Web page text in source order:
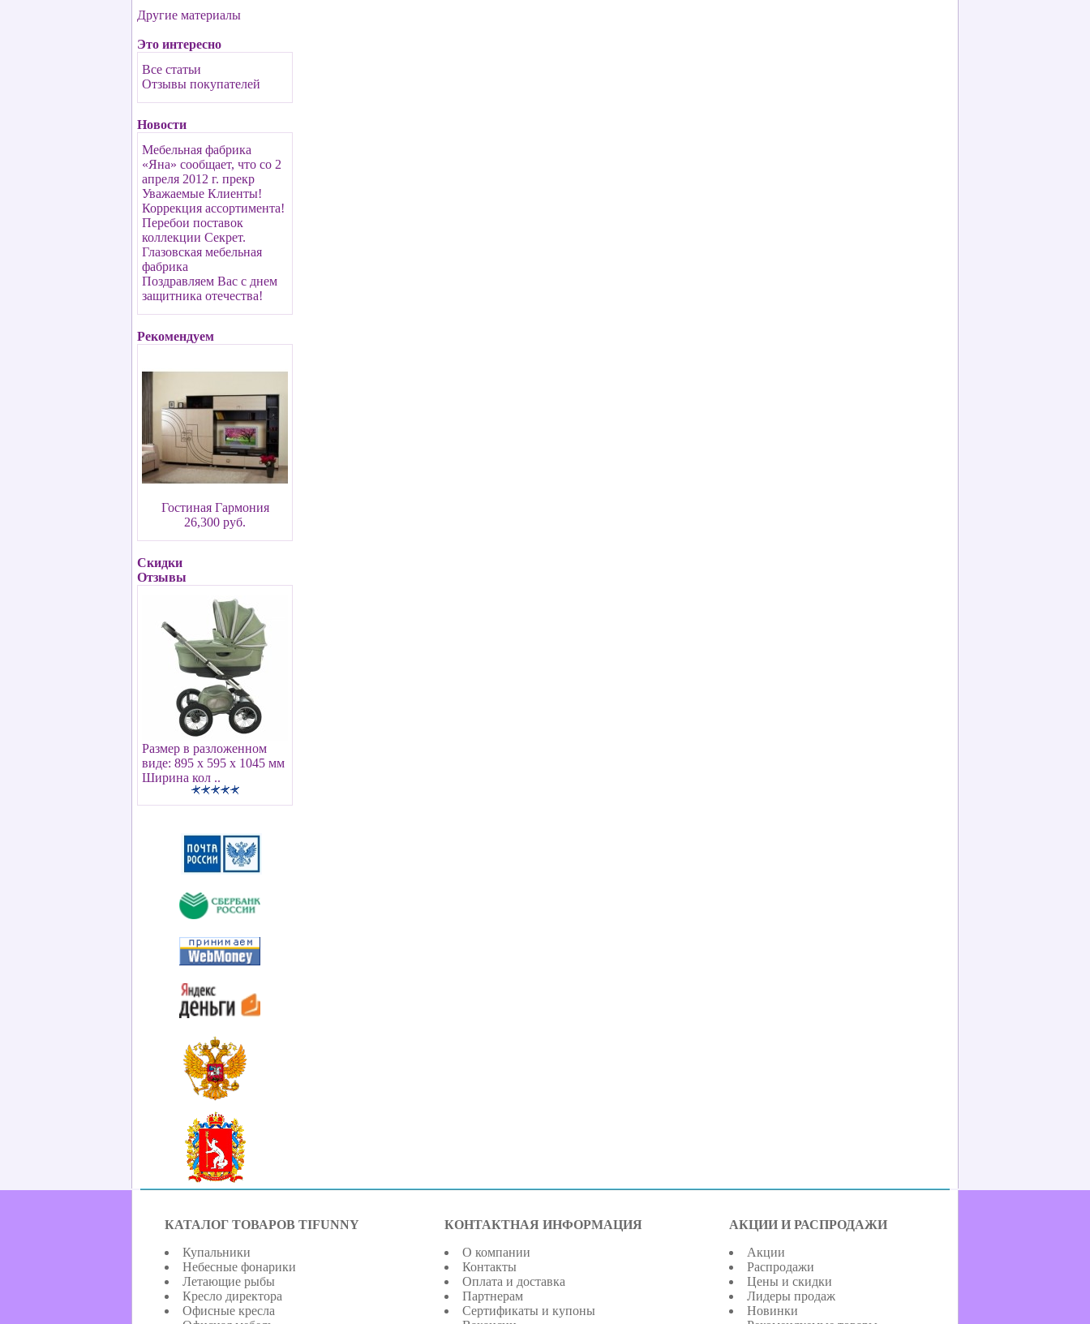
Другие материалы
Это интересно
Все статьи
Отзывы покупателей
Новости
Мебельная фабрика
«Яна» сообщает, что со 2
апреля 2012 г. прекр
Уважаемые Клиенты!
Коррекция ассортимента!
Перебои поставок
коллекции Секрет.
Глазовская мебельная
фабрика
Поздравляем Вас с днем
защитника отечества!
Рекомендуем
Гостиная Гармония
26,300 руб.
Скидки
Отзывы
Размер в разложенном
виде: 895 х 595 х 1045 мм
Ширина кол ..
КАТАЛОГ ТОВАРОВ TIFUNNY
Купальники
Небесные фонарики
Летающие рыбы
Кресло директора
Офисные кресла
КОНТАКТНАЯ ИНФОРМАЦИЯ
О компании
Контакты
Оплата и доставка
Партнерам
Сертификаты и купоны
АКЦИИ И РАСПРОДАЖИ
Акции
Распродажи
Цены и скидки
Лидеры продаж
Новинки